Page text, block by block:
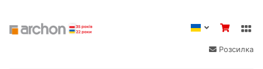
Розсилка